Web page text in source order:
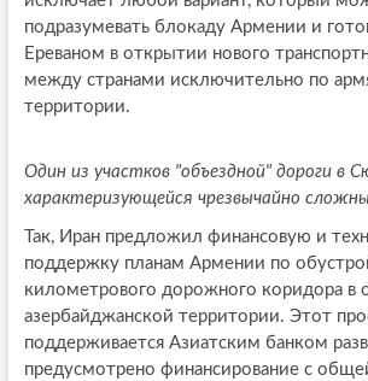
подразумевать блокаду Армении и
Ереваном в открытии нового
между странами исключительно по
территории.
Один из участков "объездной" дороги в
характеризующейся чрезвычайно
Так, Иран предложил финансовую и
поддержку планам Армении по
километрового дорожного коридора в
азербайджанской территории. Этот
поддерживается Азиатским банком
предусмотрено финансирование с